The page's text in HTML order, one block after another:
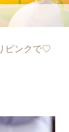
ピンクで♡